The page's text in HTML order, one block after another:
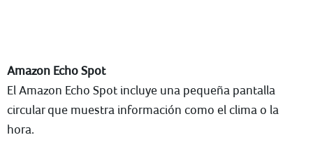
Amazon Echo Spot
El Amazon Echo Spot incluye una pequeña pantalla
circular que muestra información como el clima o la
hora.